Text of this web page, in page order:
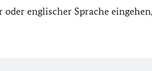
englischer Sprache